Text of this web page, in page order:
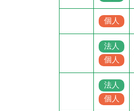
個人
法人
個人
法人
個人